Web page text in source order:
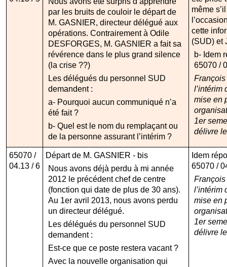
par les bruits de couloir le départ de
M. GASNIER, directeur délégué aux
opérations. Contrairement à Odile
DESFORGES, M. GASNIER a fait sa
révérence dans le plus grand silence
(la crise ??)
Les délégués du personnel SUD
demandent :
a- Pourquoi aucun communiqué n’a
été fait ?
b- Quel est le nom du remplaçant ou
de la personne assurant l’intérim ?
même
cette
(SUD) et
b- Idem
65070 /
l’intérim
mise en
1er
délivre
65070 /
04.13 / 6
Départ de M. GASNIER - bis
Nous avons déjà perdu à mi année
2012 le précédent chef de centre
(fonction qui date de plus de 30 ans).
Au 1er avril 2013, nous avons perdu
un directeur délégué.
Les délégués du personnel SUD
demandent :
Est-ce que ce poste restera vacant ?
Avec la nouvelle organisation qui
Idem
65070 /
l’intérim
mise en
1er
délivre